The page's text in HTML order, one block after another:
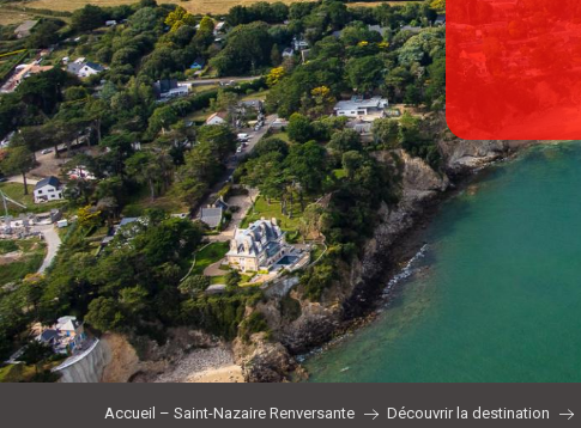
Accueil – Saint-Nazaire Renversante Découvrir la destination